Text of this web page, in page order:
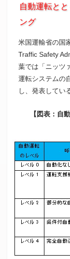
自動運転と
ング
米国運輸省の国
Traffic Safety
葉では「ニッツ
運転システムの
し、発表してい
【図表：自